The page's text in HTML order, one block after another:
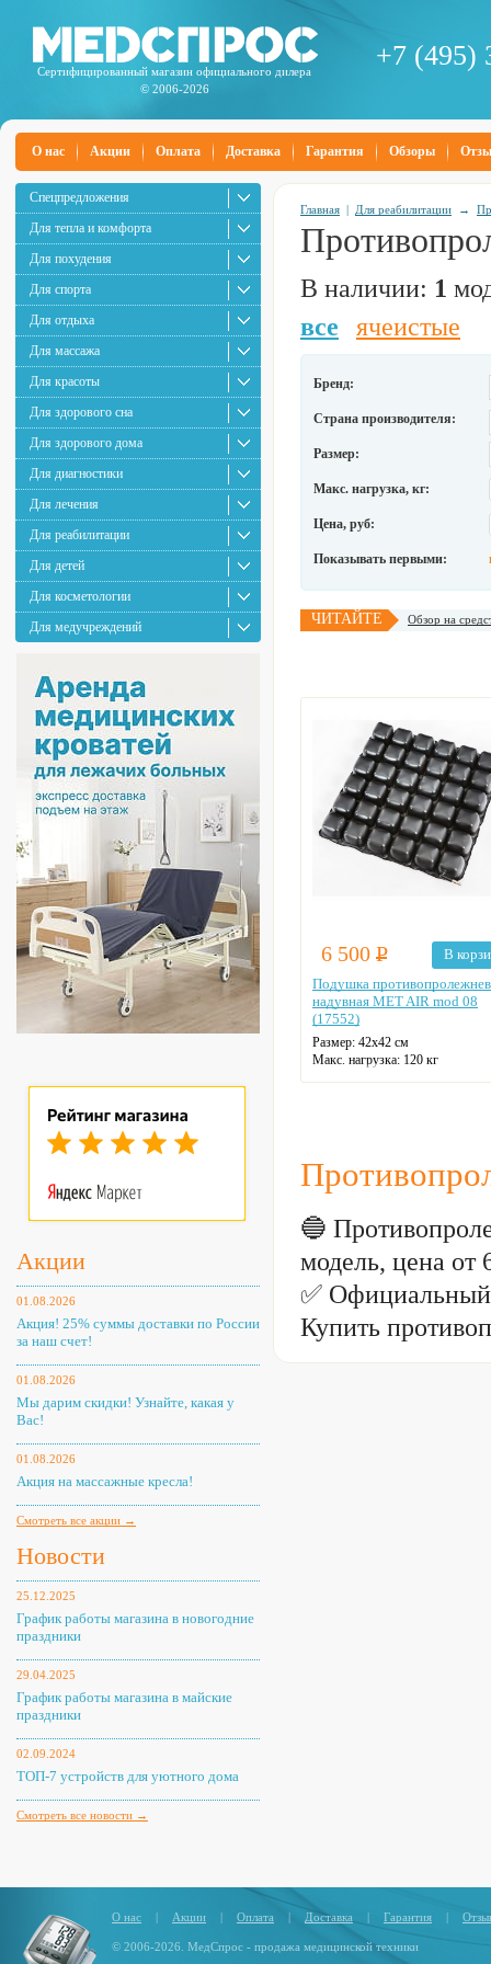
Сертифицированный магазин официального дилера
© 2006-2026
+7 (495)
О нас Акции Оплата Доставка Гарантия Обзоры
Спецпредложения
Для тепла и комфорта
Для похудения
Для спорта
Для отдыха
Для массажа
Для красоты
Для здорового сна
Для здорового дома
Для диагностики
Для лечения
Для реабилитации
Для детей
Для косметологии
Для медучреждений
Акции
01.08.2026
Акция! 25% суммы доставки по России
за наш счет!
01.08.2026
Мы дарим скидки! Узнайте, какая у
Вас!
01.08.2026
Акция на массажные кресла!
Смотреть все акции →
Новости
25.12.2025
График работы магазина в новогодние
праздники
29.04.2025
График работы магазина в майские
праздники
02.09.2024
ТОП-7 устройств для уютного дома
Смотреть все новости →
Главная | Для реабилитации →
В наличии: 1
все
ячеистые
Бренд:
Страна производителя:
Размер:
Макс. нагрузка, кг:
Цена, руб:
Показывать первыми:
ЧИТАЙТЕ Обзор на
6 500 Р
В
Подушка
надувная MET AIR mod 08
(17552)
Размер: 42х42 см
Макс. нагрузка: 120 кг
🔵
модель, цена
✅ Официальный
Купить
О нас | Акции | Оплата | Доставка | Гарантия |
© 2006-2026. МедСпрос - продажа медицинской техники